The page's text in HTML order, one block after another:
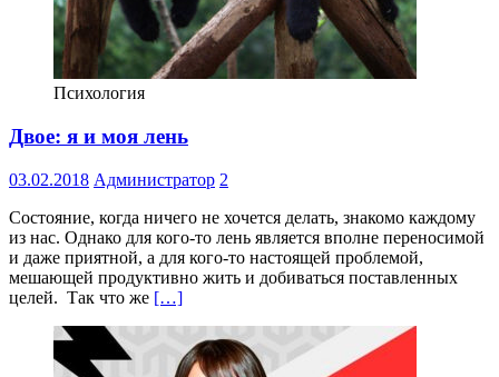
Психология
Двое: я и моя лень
03.02.2018 Администратор 2
Состояние, когда ничего не хочется делать, знакомо каждому
из нас. Однако для кого-то лень является вполне переносимой
и даже приятной, а для кого-то настоящей проблемой,
мешающей продуктивно жить и добиваться поставленных
целей. Так что же […]